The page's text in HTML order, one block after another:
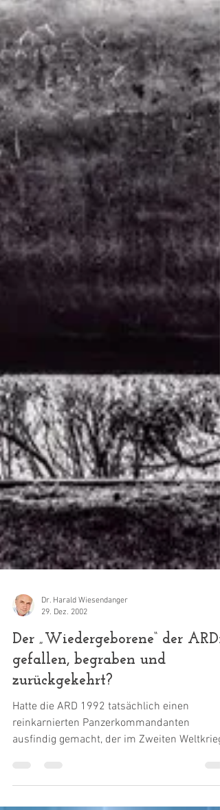
Dr. Harald Wiesendanger
29. Dez. 2002
Der „Wiedergeborene“ der ARD:
gefallen, begraben und
zurückgekehrt?
Hatte die ARD 1992 tatsächlich einen
an der italienischen...